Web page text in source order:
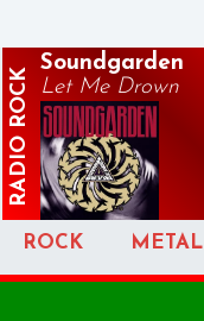
RADIO
ROCK
Soundgarden
Let Me Drown
ROCK METAL